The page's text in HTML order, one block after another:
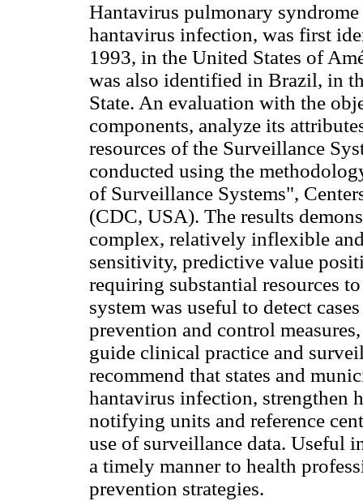
Hantavirus pulmonary
hantavirus infection, was first
1993, in the United States of
was also identified in Brazil, in
State. An evaluation with the
components, analyze its
resources of the Surveillance
conducted using the
of Surveillance Systems",
(CDC, USA). The results
complex, relatively inflexible
sensitivity, predictive value
requiring substantial resources
system was useful to detect
prevention and control
guide clinical practice and
recommend that states and
hantavirus infection, strengthen
notifying units and reference
use of surveillance data. Useful
a timely manner to health
prevention strategies.